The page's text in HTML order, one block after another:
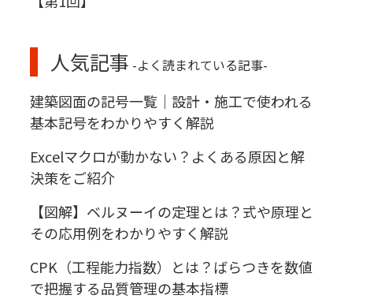
人気記事 -よく読まれている記事-
建築図面の記号一覧｜設計・施工で使われる
基本記号をわかりやすく解説
Excelマクロが動かない？よくある原因と解
決策をご紹介
【図解】ベルヌーイの定理とは？式や原理と
その応用例をわかりやすく解説
CPK（工程能力指数）とは？ばらつきを数値
で把握する品質管理の基本指標